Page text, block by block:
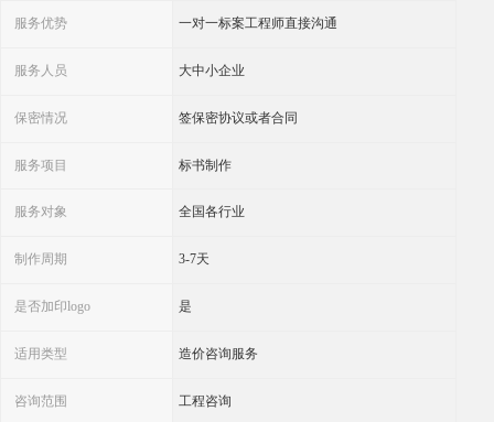
服务优势 一对一标案工程师直接沟通
服务人员 大中小企业
保密情况 签保密协议或者合同
服务项目 标书制作
服务对象 全国各行业
制作周期 3-7天
是否加印logo 是
适用类型 造价咨询服务
咨询范围 工程咨询